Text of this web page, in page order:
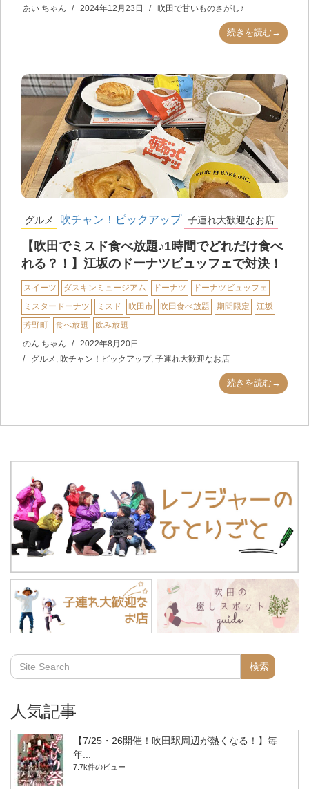
あい ちゃん
2024年12月23日 吹田で甘いものさがし♪
続きを読む→
グルメ 吹チャン！ピックアップ 子連れ大歓迎なお店
【吹田でミスド食べ放題♪1時間でどれだけ食べ
れる？！】江坂のドーナツビュッフェで対決！
スイーツ ダスキンミュージアム ドーナツ
ドーナツビュッフェ
ミスタードーナツ
ミスド 吹田市 吹田食べ放題 期間限定
江坂
芳野町
食べ放題
飲み放題
のん ちゃん
2022年8月20日
グルメ 吹チャン！ピックアップ, 子連れ大歓迎なお店
続きを読む→
人気記事
【7/25・26開催！吹田駅周辺が熱くなる！】毎
年...
7.7k件のビュー